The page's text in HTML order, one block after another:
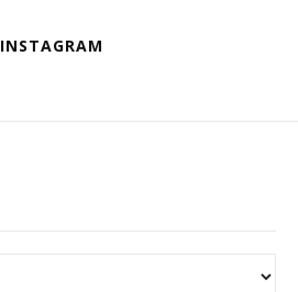
INSTAGRAM